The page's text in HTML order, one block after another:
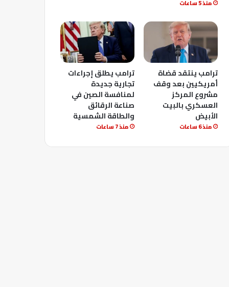
منذ 5 ساعات
ترامب ينتقد قضاة
أمريكيين بعد وقف
مشروع المركز
العسكري بالبيت
الأبيض
منذ 6 ساعات
ترامب يطلق إجراءات
تجارية جديدة
لمنافسة الصين في
صناعة الرقائق
والطاقة الشمسية
منذ 7 ساعات